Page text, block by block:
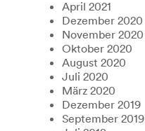
April 2021
Dezember 2020
November 2020
Oktober 2020
August 2020
Juli 2020
März 2020
Dezember 2019
September 2019